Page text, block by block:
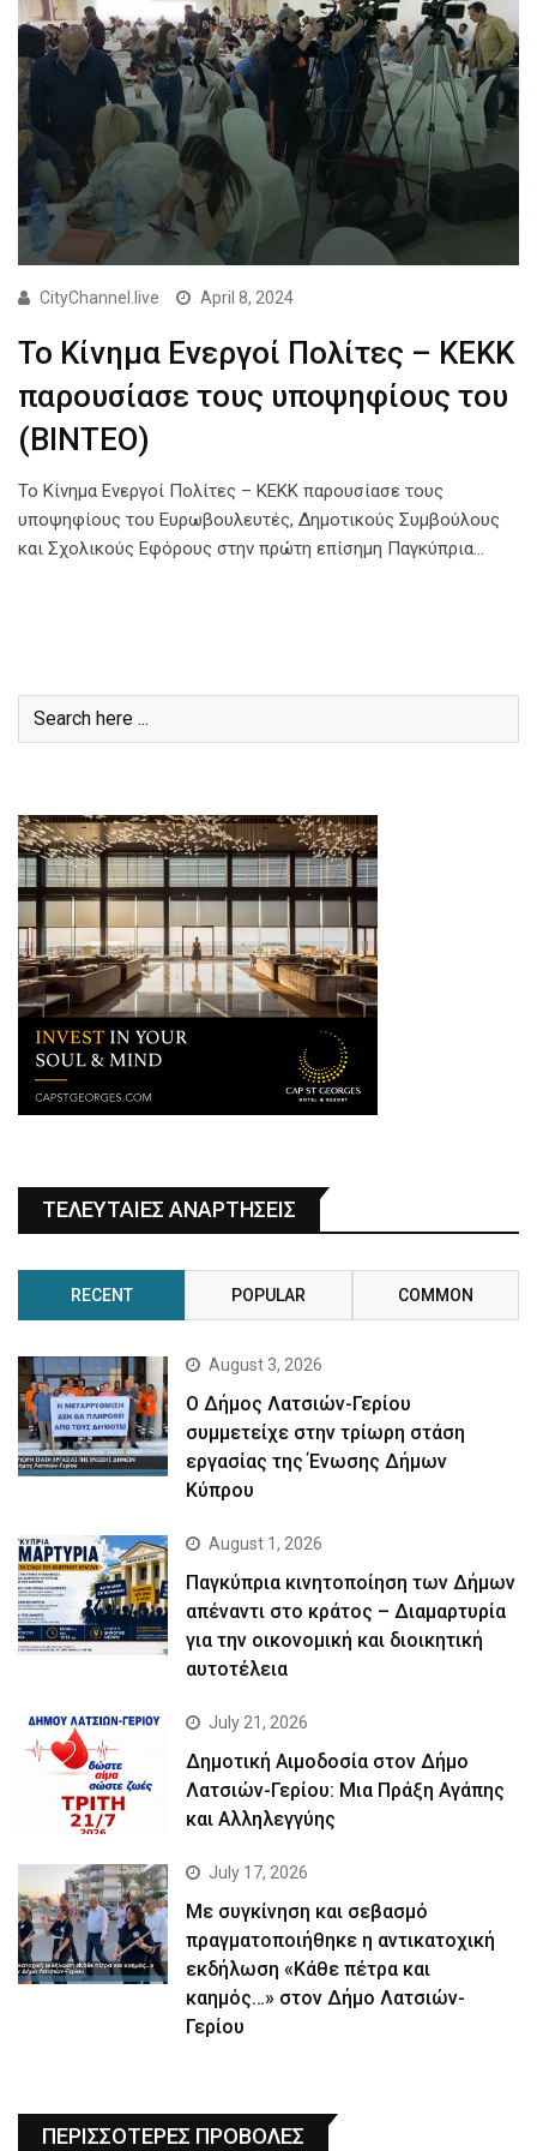
CityChannel.live April 8, 2024
Το Κίνημα Ενεργοί Πολίτες – ΚΕΚΚ
παρουσίασε τους υποψηφίους του
(ΒΙΝΤΕΟ)
Το Κίνημα Ενεργοί Πολίτες – ΚΕΚΚ παρουσίασε τους
υποψηφίους του Ευρωβουλευτές, Δημοτικούς Συμβούλους
και Σχολικούς Εφόρους στην πρώτη επίσημη Παγκύπρια…
ΤΕΛΕΥΤΑΙΕΣ ΑΝΑΡΤΗΣΕΙΣ
RECENT POPULAR COMMON
August 3, 2026
Ο Δήμος Λατσιών-Γερίου
συμμετείχε στην τρίωρη στάση
εργασίας της Ένωσης Δήμων
Κύπρου
August 1, 2026
Παγκύπρια κινητοποίηση των Δήμων
απέναντι στο κράτος – Διαμαρτυρία
για την οικονομική και διοικητική
αυτοτέλεια
July 21, 2026
Δημοτική Αιμοδοσία στον Δήμο
Λατσιών-Γερίου: Μια Πράξη Αγάπης
και Αλληλεγγύης
July 17, 2026
Με συγκίνηση και σεβασμό
πραγματοποιήθηκε η αντικατοχική
εκδήλωση «Κάθε πέτρα και
καημός…» στον Δήμο Λατσιών-
Γερίου
ΠΕΡΙΣΣΟΤΕΡΕΣ ΠΡΟΒΟΛΕΣ